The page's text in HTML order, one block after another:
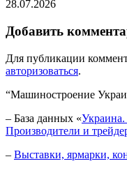
28.07.2026
Добавить
Для публикации
авторизоваться.
“Машиностроение
– База данных «
Производители и
– Выставки, ярмарки,